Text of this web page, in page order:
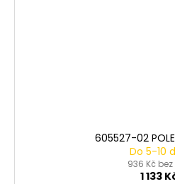
605527-02
Do 5-10
936 Kč bez
1 133